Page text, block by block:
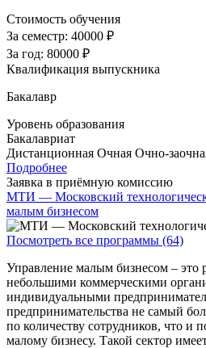
Стоимость обучения
За семестр: 40000 ₽
За год: 80000 ₽
Квалификация выпускника
Бакалавр
Уровень образования
Бакалавриат
Дистанционная Очная Очно-
Подробнее
Заявка в приёмную комиссию
МТИ — Московский
малым бизнесом
Посмотреть все программы (64)
Управление малым бизнесом – это
небольшими коммерческими
индивидуальными
предпринимательства не самый
по количеству сотрудников, что и
малому бизнесу. Такой сектор